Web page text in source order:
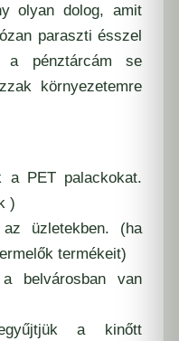
olyan dolog, amit
paraszti ésszel
a pénztárcám se
környezetemre
a PET palackokat.
)
az üzletekben. (ha
termékeit)
belvárosban van
a kinőtt